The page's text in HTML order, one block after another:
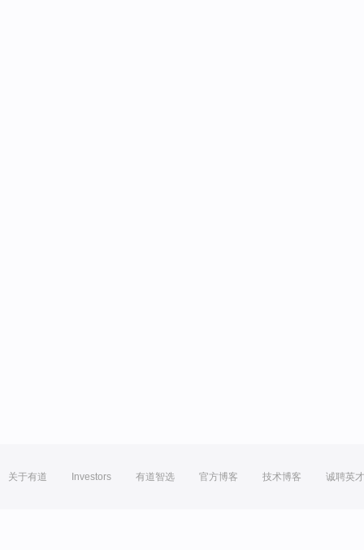
关于有道 Investors 有道智选 官方博客 技术博客 诚聘英才